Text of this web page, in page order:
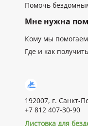
Помочь
Мне нужна
Кому мы помогаем
Где и как
192007, г. Санкт-
+7 812 407-30-90
Листовка для